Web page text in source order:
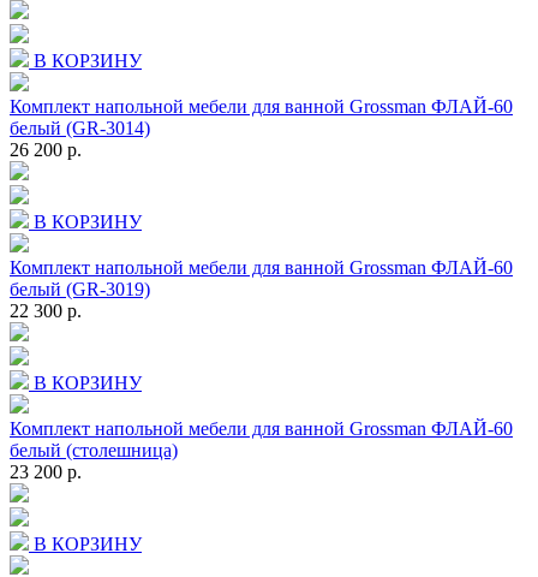
В КОРЗИНУ
Комплект напольной мебели для ванной Grossman ФЛАЙ-60
белый (GR-3014)
26 200 р.
В КОРЗИНУ
Комплект напольной мебели для ванной Grossman ФЛАЙ-60
белый (GR-3019)
22 300 р.
В КОРЗИНУ
Комплект напольной мебели для ванной Grossman ФЛАЙ-60
белый (столешница)
23 200 р.
В КОРЗИНУ